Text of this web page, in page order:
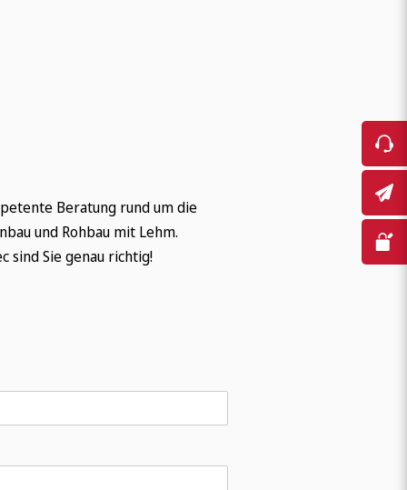
Beratung rund um die
und Rohbau mit Lehm.
sind Sie genau richtig!